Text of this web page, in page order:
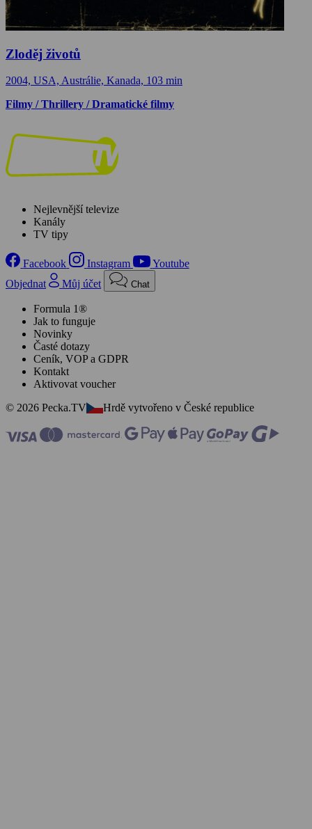
Zloděj životů
2004, USA, Austrálie, Kanada, 103 min
Filmy / Thrillery / Dramatické filmy
Nejlevnější televize
Kanály
TV tipy
Facebook Instagram
Youtube
Objednat
Můj účet Chat
Formula 1®
Jak to funguje
Novinky
Časté dotazy
Ceník, VOP a GDPR
Kontakt
Aktivovat voucher
© 2026 Pecka.TV
Hrdě vytvořeno v České republice